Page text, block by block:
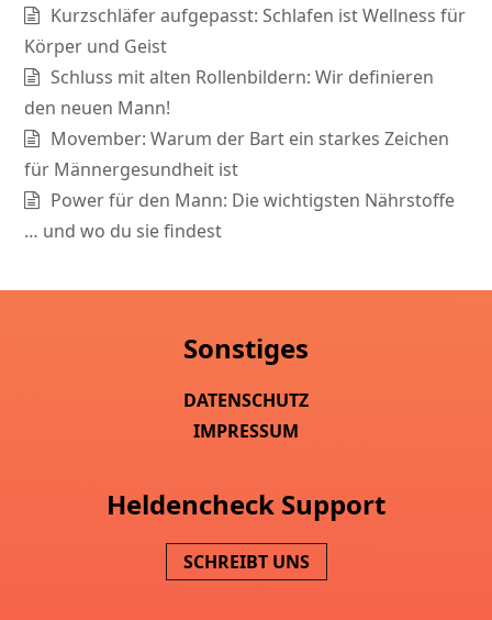
Kurzschläfer aufgepasst: Schlafen ist Wellness für
Körper und Geist
Schluss mit alten Rollenbildern: Wir definieren
den neuen Mann!
Movember: Warum der Bart ein starkes Zeichen
für Männergesundheit ist
Power für den Mann: Die wichtigsten Nährstoffe
… und wo du sie findest
Sonstiges
DATENSCHUTZ
IMPRESSUM
Heldencheck Support
SCHREIBT UNS